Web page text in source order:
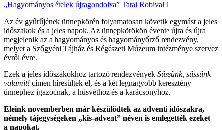
Az év gyűrűjének ünnepkörén folyamatosan követik egymást a jeles
időszakok és a jeles napok. Az ünnepkörökön évente újra és újra
megjelenik az a hagyományos és hagyományőrző rendezvény,
melyet a Szőgyéni Tájház és Régészeti Múzeum intézménye szervez
évről évre.
Ezek a jeles időszakokhoz tartozó rendezvények Süssünk, süssünk
valamit! címen híresültek el, és a két legnagyobb keresztény
ünnephez igazodnak, a húsvéthoz és a karácsonyhoz.
Eleink novemberben már készülődtek az adventi időszakra,
némely tájegységeken „kis-advent” néven is emlegették ezeket
a napokat.